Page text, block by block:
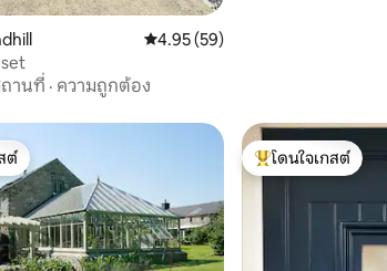
คะแนนเฉลี่ย 4.95 จาก 5, 59 รีวิว
4.95 (59)
านที่ · ความถูกต้อง
ที่สุด
ต์
โดนใจเกสต์ที่สุด
โดนใจเกสต์